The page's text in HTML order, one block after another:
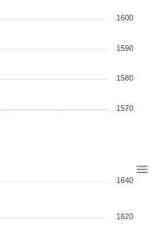
1600
1590
1580
1570
1640
1620